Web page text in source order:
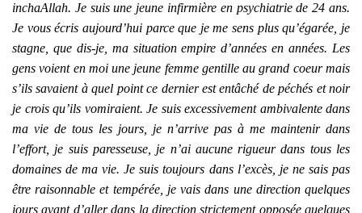
inchaAllah. Je suis une jeune infirmière en psychiatrie de 24 ans.
Je vous écris aujourd’hui parce que je me sens plus qu’égarée, je
stagne, que dis-je, ma situation empire d’années en années. Les
gens voient en moi une jeune femme gentille au grand coeur mais
s’ils savaient à quel point ce dernier est entâché de péchés et noir
je crois qu’ils vomiraient. Je suis excessivement ambivalente dans
ma vie de tous les jours, je n’arrive pas à me maintenir dans
l’effort, je suis paresseuse, je n’ai aucune rigueur dans tous les
domaines de ma vie. Je suis toujours dans l’excès, je ne sais pas
être raisonnable et tempérée, je vais dans une direction quelques
jours avant d’aller dans la direction strictement opposée quelques